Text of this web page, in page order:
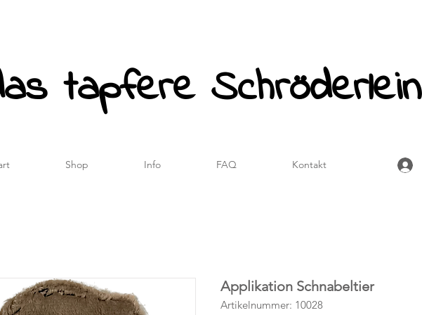
tapfere Schröderlein
Shop Info FAQ Kontakt
Applikation Schnabeltier
Artikelnummer: 10028